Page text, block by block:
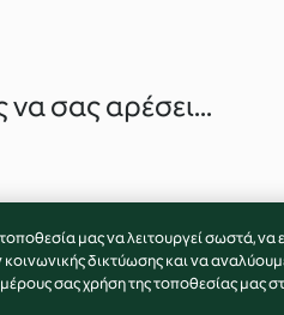
να σας αρέσει...
μας να λειτουργεί σωστά, να
δικτύωσης και να
σας χρήση της τοποθεσίας μας